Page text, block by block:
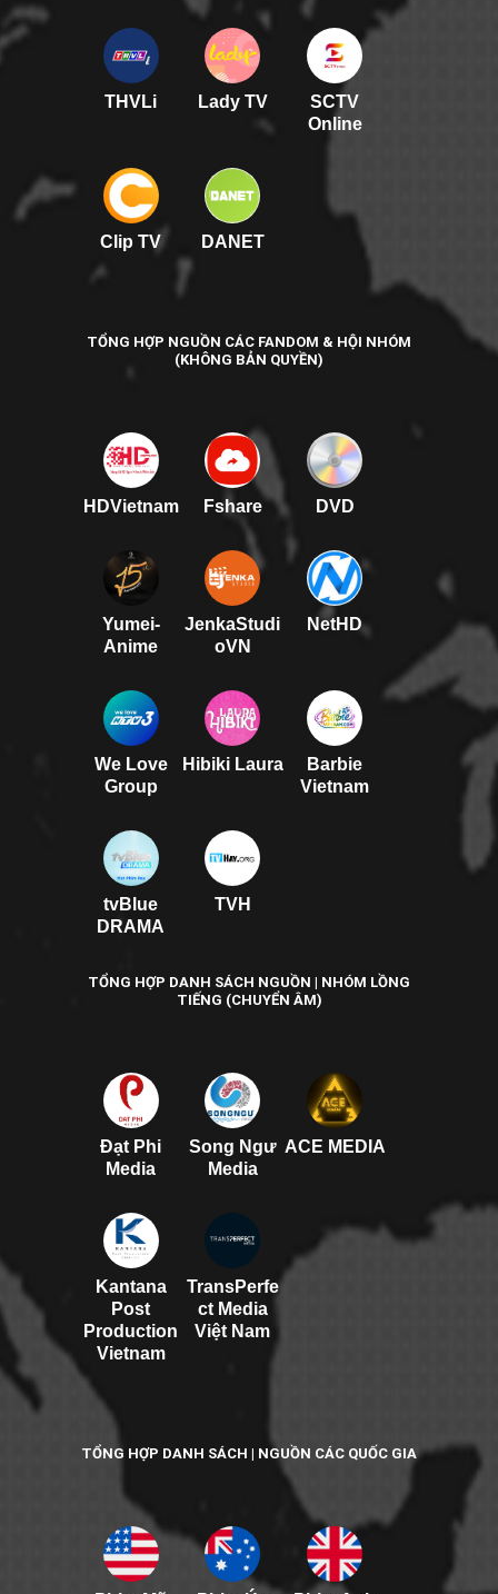
THVLi Lady TV
SCTV
Online
Clip TV DANET
TỔNG HỢP NGUỒN CÁC FANDOM & HỘI NHÓM
(KHÔNG BẢN QUYỀN)
HDVietnam Fshare DVD
Yumei-
Anime
JenkaStudi
oVN
NetHD
We Love
Group
Hibiki Laura
Barbie
Vietnam
tvBlue
DRAMA
TVH
TỔNG HỢP DANH SÁCH NGUỒN | NHÓM LỒNG
TIẾNG (CHUYỂN ÂM)
Đạt Phi
Media
Song Ngư
Media
ACE MEDIA
Kantana
Post
Production
Vietnam
TransPerfe
ct Media
Việt Nam
TỔNG HỢP DANH SÁCH | NGUỒN CÁC QUỐC GIA